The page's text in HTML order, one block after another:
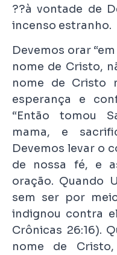
??à vontade de
incenso estranho.
Devemos orar
nome de Cristo,
nome de Cristo
esperança e
“Então tomou
mama, e
Devemos levar o
de nossa fé, e
oração. Quando
sem ser por
indignou contra
Crônicas 26:16).
nome de